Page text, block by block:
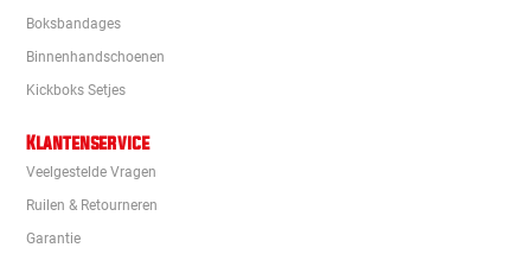
Boksbandages
Binnenhandschoenen
Kickboks Setjes
Klantenservice
Veelgestelde Vragen
Ruilen & Retourneren
Garantie